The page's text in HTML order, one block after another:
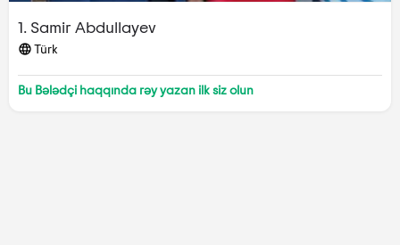
1. Samir Abdullayev
Türk
Bu Bələdçi haqqında rəy yazan ilk siz olun